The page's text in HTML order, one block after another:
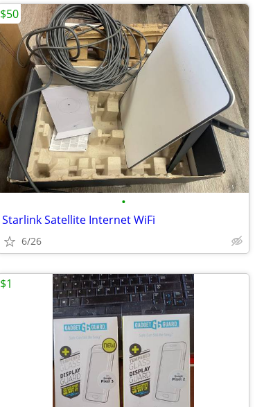
•
Starlink Satellite Internet WiFi
6/26
$50
$1